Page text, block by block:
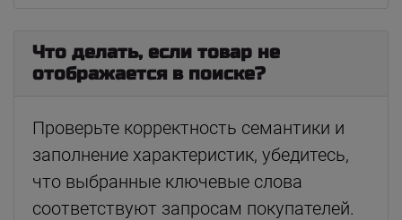
Что делать, если товар не
отображается в поиске?
Проверьте корректность семантики и
заполнение характеристик, убедитесь,
что выбранные ключевые слова
соответствуют запросам покупателей.